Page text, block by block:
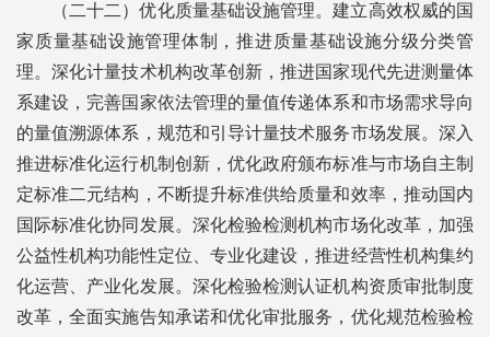
（二十二）优化质量基础设施管理。建立高效权威的国
家质量基础设施管理体制，推进质量基础设施分级分类管
理。深化计量技术机构改革创新，推进国家现代先进测量体
系建设，完善国家依法管理的量值传递体系和市场需求导向
的量值溯源体系，规范和引导计量技术服务市场发展。深入
推进标准化运行机制创新，优化政府颁布标准与市场自主制
定标准二元结构，不断提升标准供给质量和效率，推动国内
国际标准化协同发展。深化检验检测机构市场化改革，加强
公益性机构功能性定位、专业化建设，推进经营性机构集约
化运营、产业化发展。深化检验检测认证机构资质审批制度
改革，全面实施告知承诺和优化审批服务，优化规范检验检